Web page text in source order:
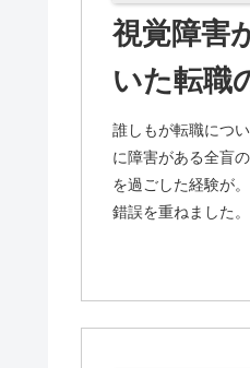
視覚障害
いた転職
誰しもが転職につ
に障害がある全盲
を過ごした経験が
錯誤を重ねました
職のタイミングに